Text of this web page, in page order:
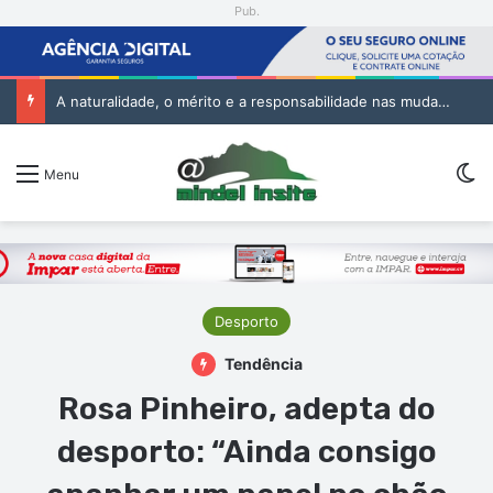
Pub.
A naturalidade, o mérito e a responsabilidade nas mudanças na Administração Pública
Menu
Desporto
Tendência
Rosa Pinheiro, adepta do
desporto: “Ainda consigo